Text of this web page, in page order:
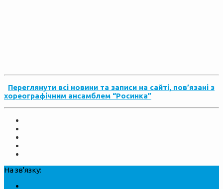
Переглянути всі новини та записи на сайті, пов’язані з
хореографічним ансамблем “Росинка”
На зв'язку: